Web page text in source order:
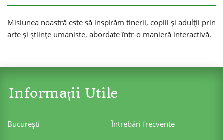
Misiunea noastră este să inspirăm tinerii, copiii și adulții prin
arte și științe umaniste, abordate într-o manieră interactivă.
Informații Utile
Bucureşti Întrebări frecvente